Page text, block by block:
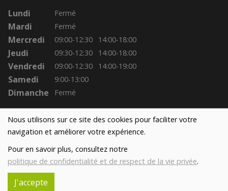
Nous utilisons sur ce site des cookies pour faciliter votre
navigation et améliorer votre expérience.
Pour en savoir plus, consultez notre
politique de confidentialité et de respect de la vie privée.
J'accepte
Lundi Fermé
Mardi Fermé
Mercredi 09:00-12:30 14:00-18:00
Jeudi 09:30-12:30 14:00-18:00
Vendredi 09:00-12:30 14:00-19:00
Samedi 9:00-13:00
Dimanche Fermé